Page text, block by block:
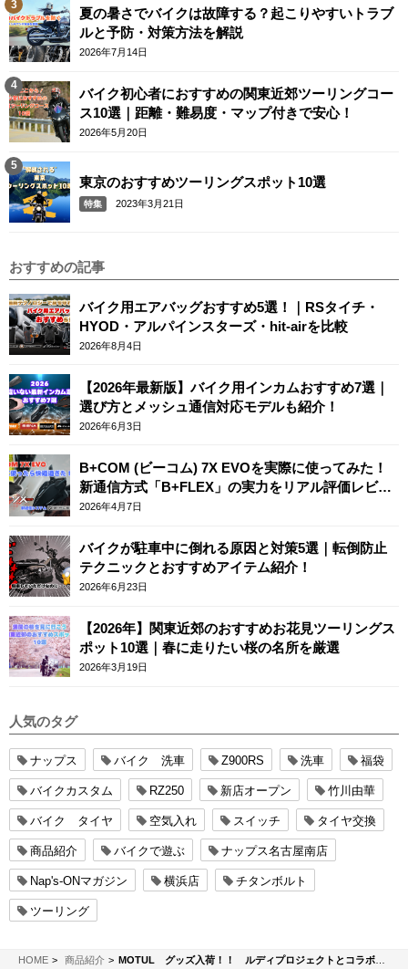
夏の暑さでバイクは故障する？起こりやすいトラブ
ルと予防・対策方法を解説
2026年7月14日
バイク初心者におすすめの関東近郊ツーリングコー
ス10選｜距離・難易度・マップ付きで安心！
2026年5月20日
東京のおすすめツーリングスポット10選
特集 2023年3月21日
おすすめの記事
バイク用エアバッグおすすめ5選！｜RSタイチ・
HYOD・アルパインスターズ・hit-airを比較
2026年8月4日
【2026年最新版】バイク用インカムおすすめ7選｜
選び方とメッシュ通信対応モデルも紹介！
2026年6月3日
B+COM (ビーコム) 7X EVOを実際に使ってみた！
新通信方式「B+FLEX」の実力をリアル評価レビュ
ー
2026年4月7日
バイクが駐車中に倒れる原因と対策5選｜転倒防止
テクニックとおすすめアイテム紹介！
2026年6月23日
【2026年】関東近郊のおすすめお花見ツーリングス
ポット10選｜春に走りたい桜の名所を厳選
2026年3月19日
人気のタグ
ナップス バイク 洗車 Z900RS 洗車 福袋
バイクカスタム RZ250 新店オープン 竹川由華
バイク タイヤ 空気入れ スイッチ タイヤ交換
商品紹介 バイクで遊ぶ ナップス名古屋南店
Nap's-ONマガジン 横浜店 チタンボルト
ツーリング
HOMENAPS-ON マガジン
商品紹介 MOTUL グッズ入荷！！ ルディプロジェクトとコラボのアイウェア